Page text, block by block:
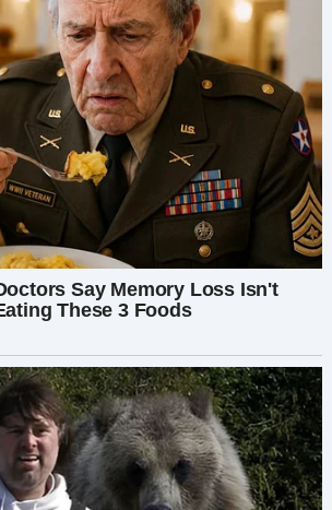
Как он может так поступать с
И с Кларой, которая, похоже,
Я не могла просто
за этим. Тогда мне пришла
идея. Я извинилась и пошла
женщина по имени Оливия
рядом с ней, Джеймс,
женщиной, несмотря на то,
жена и четверо детей. Оливия
с помощью подруги-
разоблачает его. В
срывается, и Джеймс